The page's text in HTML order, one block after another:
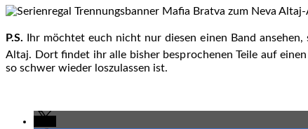
P.S. Ihr möchtet euch nicht nur diesen einen Band
Altaj. Dort findet ihr alle bisher besprochenen Teile auf
so schwer wieder loszulassen ist.